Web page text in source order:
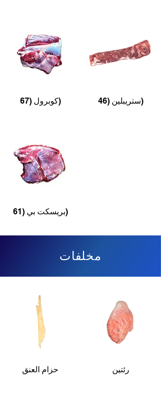
كوبرول (67) ستريبلين (46)
بريسكت بي (61)
مخلفات
حزام العنق رئتين